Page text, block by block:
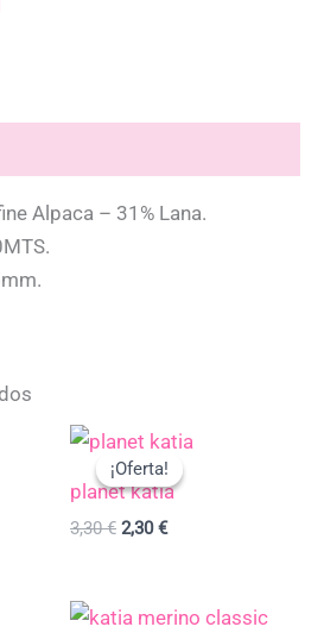
Alpaca – 31% Lana.
¡Oferta!
¡Oferta!
planet katia
3,30€
El
precio
original
era:
3,30 €.
2,30€
El
precio
actual
es:
2,30 €.